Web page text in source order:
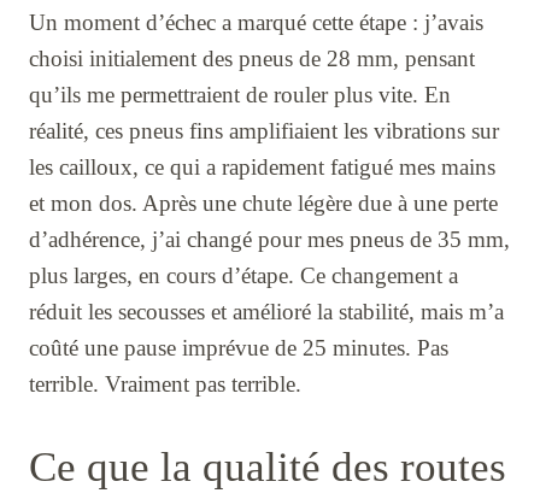
Un moment d’échec a marqué cette étape : j’avais
choisi initialement des pneus de 28 mm, pensant
qu’ils me permettraient de rouler plus vite. En
réalité, ces pneus fins amplifiaient les vibrations sur
les cailloux, ce qui a rapidement fatigué mes mains
et mon dos. Après une chute légère due à une perte
d’adhérence, j’ai changé pour mes pneus de 35 mm,
plus larges, en cours d’étape. Ce changement a
réduit les secousses et amélioré la stabilité, mais m’a
coûté une pause imprévue de 25 minutes. Pas
terrible. Vraiment pas terrible.
Ce que la qualité des routes